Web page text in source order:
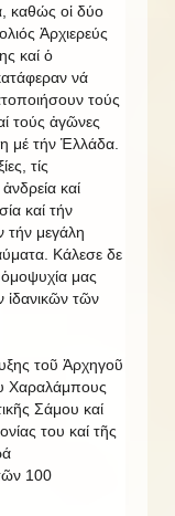
καθώς οἱ δύο
Ἀρχιερεύς
καί ὁ
νά
τούς
τούς ἀγῶνες
μέ τήν Ἑλλάδα.
τίς
καί
καί τήν
τήν μεγάλη
Κάλεσε δε
ὁμοψυχία μας
ἱδανικῶν τῶν
τοῦ Ἀρχηγοῦ
Χαραλάμπους
Σάμου καί
του καί τῆς
100